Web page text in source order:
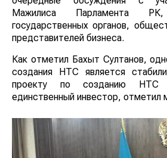
Мажилиса Парламента РК,
государственных органов,
представителей бизнеса.
Как отметил Бахыт Султанов,
создания НТС является
проекту по созданию НТС
единственный инвестор, отметил